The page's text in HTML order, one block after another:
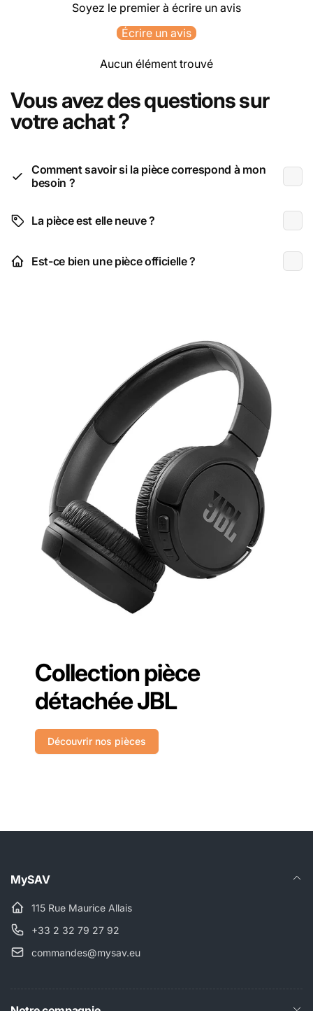
Soyez le premier à écrire un avis
Écrire un avis
Aucun élément trouvé
Vous avez des questions sur
votre achat ?
Comment savoir si la pièce correspond à mon
besoin ?
La pièce est elle neuve ?
Est-ce bien une pièce officielle ?
Collection pièce
détachée JBL
Découvrir nos pièces
MySAV
115 Rue Maurice Allais
+33 2 32 79 27 92
commandes@mysav.eu